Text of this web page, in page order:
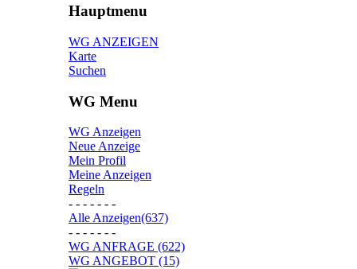
Hauptmenu
WG ANZEIGEN
Karte
Suchen
WG Menu
WG Anzeigen
Neue Anzeige
Mein Profil
Meine Anzeigen
Regeln
- - - - - - -
Alle Anzeigen(637)
- - - - - - -
WG ANFRAGE (622)
WG ANGEBOT (15)